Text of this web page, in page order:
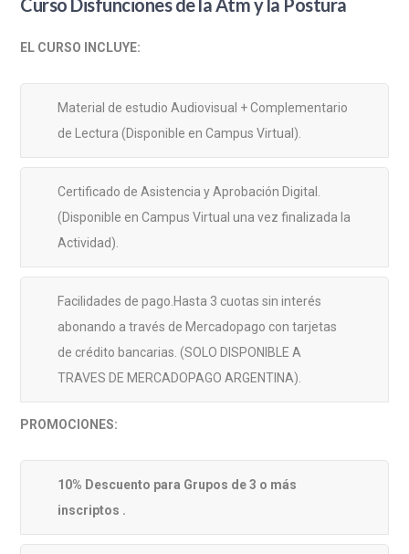
Curso Disfunciones de la Atm y la Postura
EL CURSO INCLUYE:
Material de estudio Audiovisual + Complementario
de Lectura (Disponible en Campus Virtual).
Certificado de Asistencia y Aprobación Digital.
(Disponible en Campus Virtual una vez finalizada la
Actividad).
Facilidades de pago.Hasta 3 cuotas sin interés
abonando a través de Mercadopago con tarjetas
de crédito bancarias. (SOLO DISPONIBLE A
TRAVES DE MERCADOPAGO ARGENTINA).
PROMOCIONES:
10% Descuento para Grupos de 3 o más
inscriptos .